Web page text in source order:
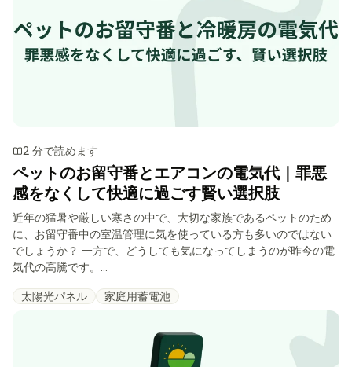
2 分で読めます
ペットのお留守番とエアコンの電気代｜罪悪
感をなくして快適に過ごす賢い選択肢
近年の猛暑や厳しい寒さの中で、大切な家族であるペットのため
に、お留守番中の室温管理に気を使っている方も多いのではない
でしょうか？ 一方で、どうしても気になってしまうのが昨今の電
気代の高騰です。...
太陽光パネル
家庭用蓄電池